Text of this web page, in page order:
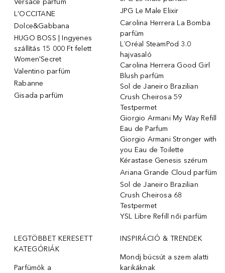
Versace parfüm
L'OCCITANE
Dolce&Gabbana
HUGO BOSS | Ingyenes
szállítás 15 000 Ft felett
Women'Secret
Valentino parfüm
Rabanne
Gisada parfüm
JPG Le Male Elixir
Carolina Herrera La Bomba
parfüm
L´Oréal SteamPod 3.0
hajvasaló
Carolina Herrera Good Girl
Blush parfüm
Sol de Janeiro Brazilian
Crush Cheirosa 59
Testpermet
Giorgio Armani My Way Refill
Eau de Parfum
Giorgio Armani Stronger with
you Eau de Toilette
Kérastase Genesis szérum
Ariana Grande Cloud parfüm
Sol de Janeiro Brazilian
Crush Cheirosa 68
Testpermet
YSL Libre Refill női parfüm
LEGTÖBBET KERESETT
KATEGÓRIÁK
Parfümök ️a
INSPIRÁCIÓ & TRENDEK
Mondj búcsút a szem alatti
karikáknak